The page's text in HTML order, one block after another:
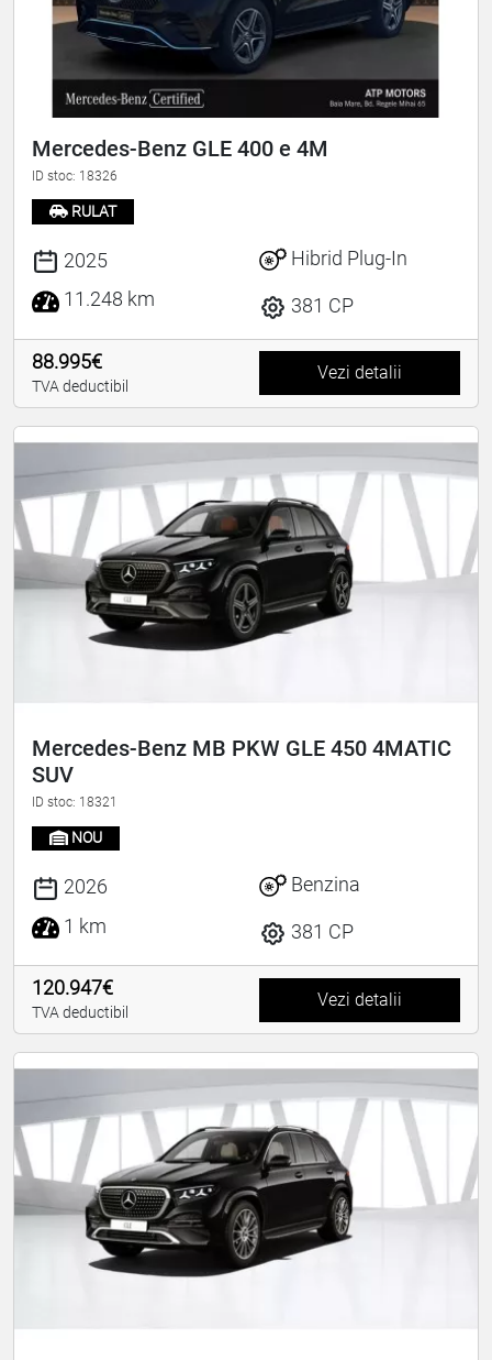
Mercedes-Benz GLE 400 e 4M
ID stoc: 18326
RULAT
2025
11.248 km
Hibrid Plug-In
381 CP
88.995€
TVA deductibil
Vezi detalii
Mercedes-Benz MB PKW GLE 450 4MATIC
SUV
ID stoc: 18321
NOU
2026
1 km
Benzina
381 CP
120.947€
TVA deductibil
Vezi detalii